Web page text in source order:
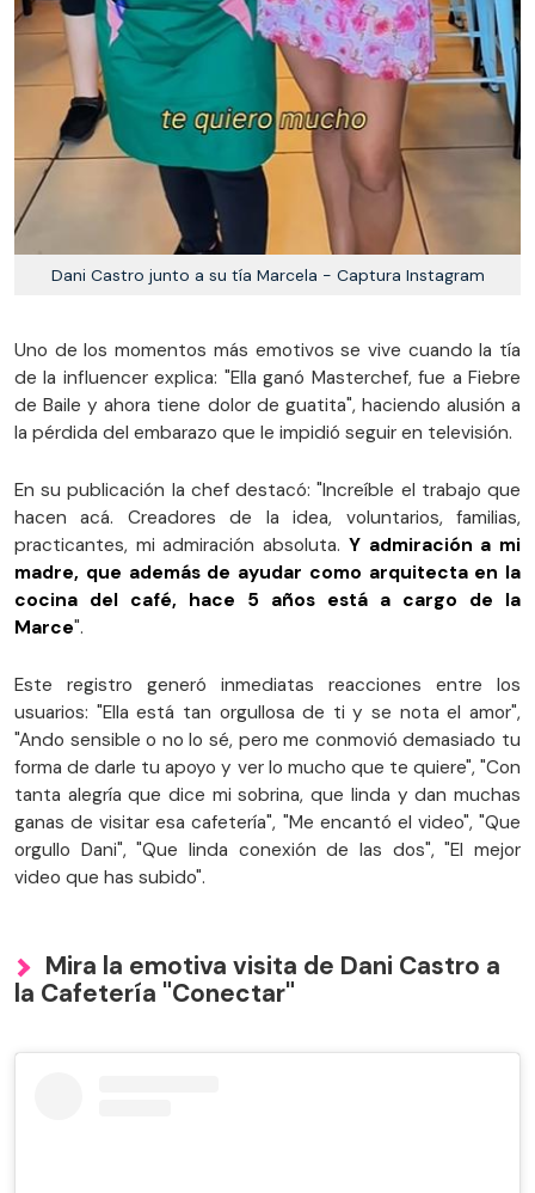
Dani Castro junto a su tía Marcela - Captura Instagram
Uno de los momentos más emotivos se vive cuando la tía
de la influencer explica: "Ella ganó Masterchef, fue a Fiebre
de Baile y ahora tiene dolor de guatita", haciendo alusión a
la pérdida del embarazo que le impidió seguir en televisión.
En su publicación la chef destacó: "Increíble el trabajo que
hacen acá. Creadores de la idea, voluntarios, familias,
practicantes, mi admiración absoluta. Y admiración a mi
madre, que además de ayudar como arquitecta en la
cocina del café, hace 5 años está a cargo de la
Marce".
Este registro generó inmediatas reacciones entre los
usuarios: "Ella está tan orgullosa de ti y se nota el amor",
"Ando sensible o no lo sé, pero me conmovió demasiado tu
forma de darle tu apoyo y ver lo mucho que te quiere", "Con
tanta alegría que dice mi sobrina, que linda y dan muchas
ganas de visitar esa cafetería", "Me encantó el video", "Que
orgullo Dani", "Que linda conexión de las dos", "El mejor
video que has subido".
Mira la emotiva visita de Dani Castro a
la Cafetería "Conectar"